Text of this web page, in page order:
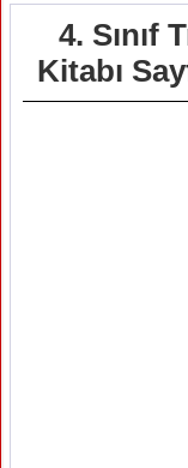
4. Sınıf
Kitabı